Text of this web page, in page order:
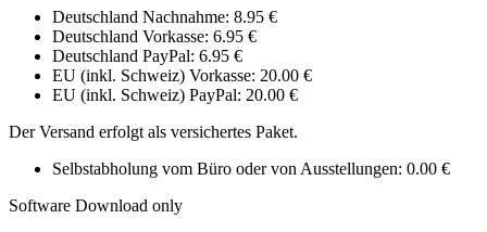
Deutschland Nachnahme: 8.95 €
Deutschland Vorkasse: 6.95 €
Deutschland PayPal: 6.95 €
EU (inkl. Schweiz) Vorkasse: 20.00 €
EU (inkl. Schweiz) PayPal: 20.00 €
Der Versand erfolgt als versichertes Paket.
Selbstabholung vom Büro oder von Ausstellungen: 0.00 €
Software Download only